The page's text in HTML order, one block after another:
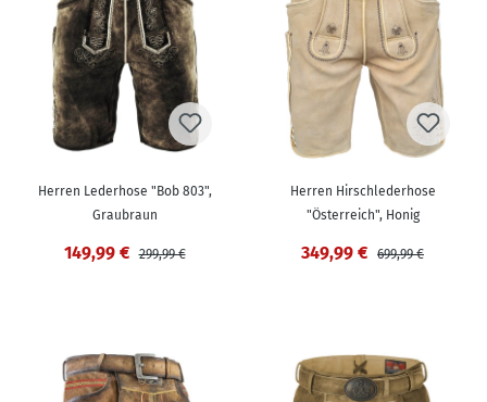
Herren Lederhose "Bob 803",
Graubraun
149,99 € 299,99 €
Herren Hirschlederhose
"Österreich", Honig
349,99 € 699,99 €